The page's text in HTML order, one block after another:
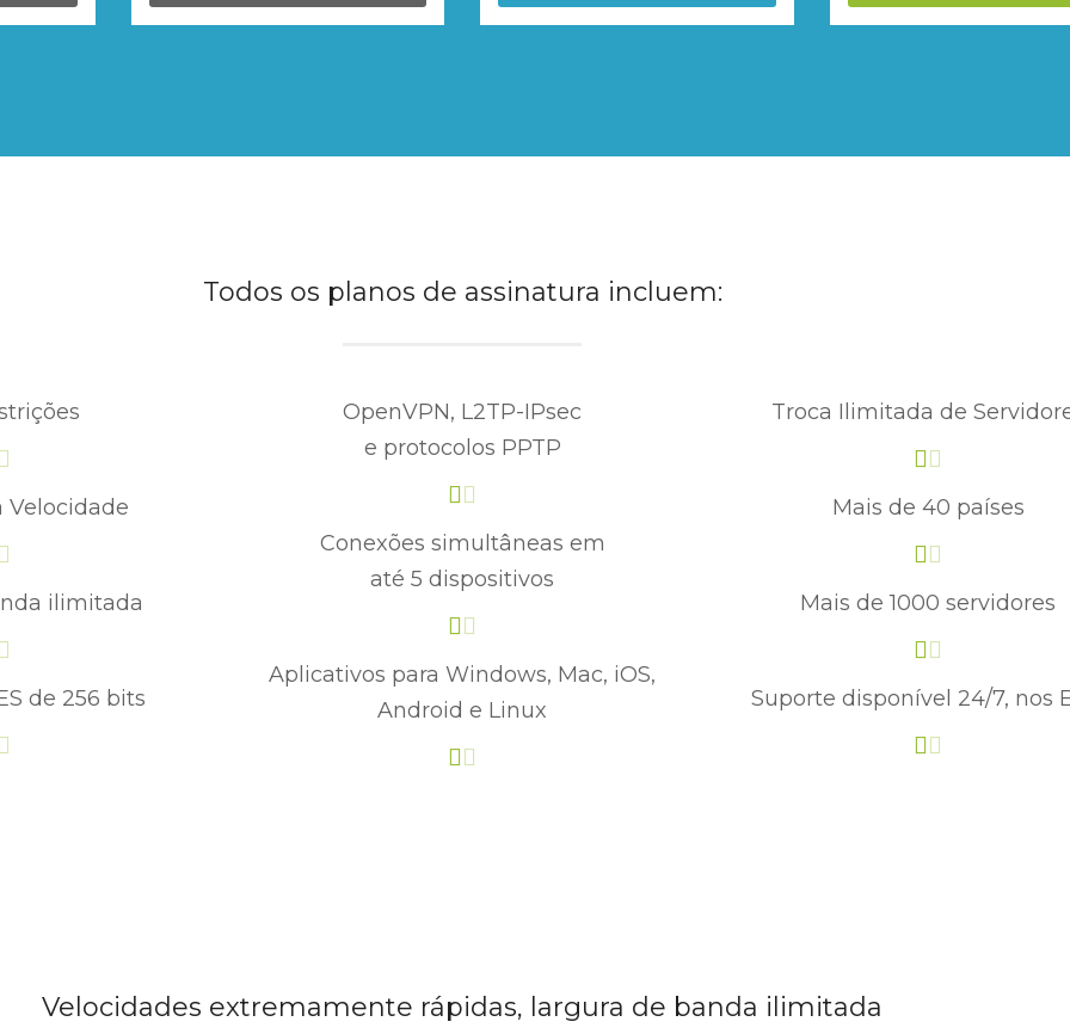
Todos os planos de assinatura incluem:
Velocidade
ilimitada
de 256 bits
OpenVPN, L2TP-IPsec
e protocolos PPTP
Conexões simultâneas em
até 5 dispositivos
Aplicativos para Windows, Mac, iOS,
Android e Linux
Troca Ilimitada de
Mais de 40 países
Mais de 1000 servidores
Suporte disponível 24/7, nos
Velocidades extremamente rápidas, largura de banda ilimitada